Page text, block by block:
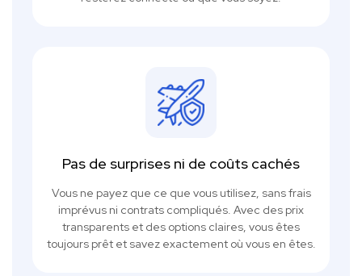
Pas de surprises ni de coûts cachés
Vous ne payez que ce que vous utilisez, sans frais
imprévus ni contrats compliqués. Avec des prix
transparents et des options claires, vous êtes
toujours prêt et savez exactement où vous en êtes.